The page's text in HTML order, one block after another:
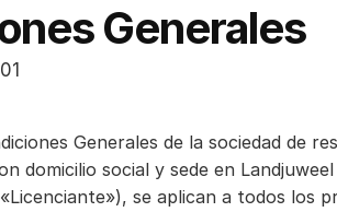
Generales
Generales de la sociedad de
domicilio social y sede en
se aplican a todos los